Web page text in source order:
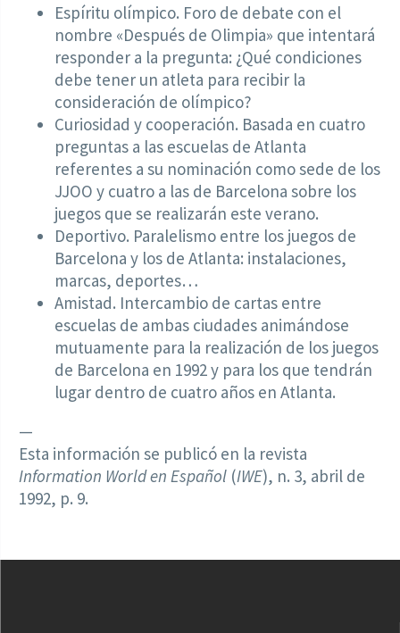
Espíritu olímpico. Foro de debate con el
nombre «Después de Olimpia» que intentará
responder a la pregunta: ¿Qué condiciones
debe tener un atleta para recibir la
consideración de olímpico?
Curiosidad y cooperación. Basada en cuatro
preguntas a las escuelas de Atlanta
referentes a su nominación como sede de los
JJOO y cuatro a las de Barcelona sobre los
juegos que se realizarán este verano.
Deportivo. Paralelismo entre los juegos de
Barcelona y los de Atlanta: instalaciones,
marcas, deportes…
Amistad. Intercambio de cartas entre
escuelas de ambas ciudades animándose
mutuamente para la realización de los juegos
de Barcelona en 1992 y para los que tendrán
lugar dentro de cuatro años en Atlanta.
—
Esta información se publicó en la revista
Information World en Español (IWE), n. 3, abril de
1992, p. 9.